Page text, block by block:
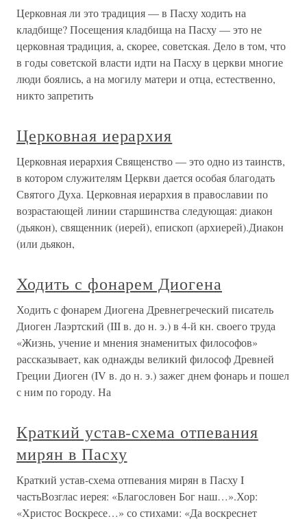
Церковная ли это традиция — в Пасху ходить на
кладбище? Посещения кладбища на Пасху — это не
церковная традиция, а, скорее, советская. Дело в том, что
в годы советской власти идти на Пасху в церкви многие
люди боялись, а на могилу матери и отца, естественно,
никто запретить
Церковная иерархия
Церковная иерархия Священство — это одно из таинств,
в котором служителям Церкви дается особая благодать
Святого Духа. Церковная иерархия в православии по
возрастающей линии старшинства следующая: диакон
(дьякон), священник (иерей), епископ (архиерей).Диакон
(или дьякон,
Ходить с фонарем Диогена
Ходить с фонарем Диогена Древнегреческий писатель
Диоген Лаэртский (III в. до н. э.) в 4-й кн. своего труда
«Жизнь, учение и мнения знаменитых философов»
рассказывает, как однажды великий философ Древней
Греции Диоген (IV в. до н. э.) зажег днем фонарь и пошел
с ним по городу. На
Краткий устав-схема отпевания
мирян в Пасху
Краткий устав-схема отпевания мирян в Пасху I
частьВозглас иерея: «Благословен Бог наш…».Хор:
«Христос Воскресе…» со стихами: «Да воскреснет